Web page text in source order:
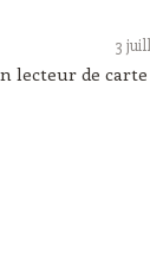
3
lecteur de